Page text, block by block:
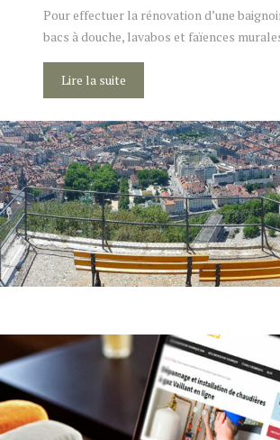
Pour effectuer la rénovation d’une
bacs à douche, lavabos et faïences
Lire la suite